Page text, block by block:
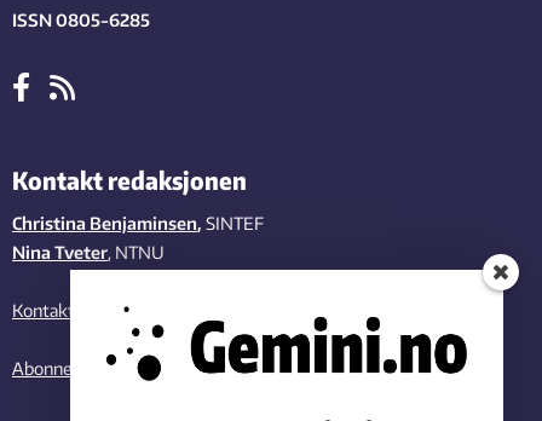
ISSN 0805-6285
Kontakt redaksjonen
Christina Benjaminsen, SINTEF
Nina Tveter, NTNU
Kontakt oss
Abonner på vårt nyhetsbrev